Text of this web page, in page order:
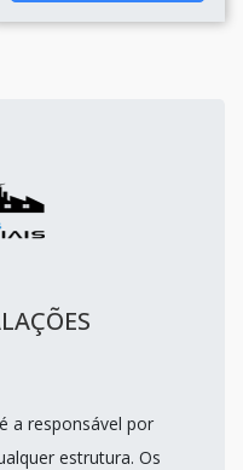
a responsável por
estrutura. Os